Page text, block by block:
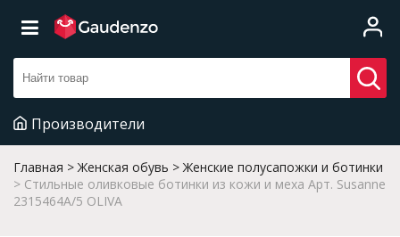
Производители
Главная Женская обувь
Женские полусапожки и ботинки
Стильные оливковые ботинки из кожи и меха Арт. Susanne
2315464A/5 OLIVA